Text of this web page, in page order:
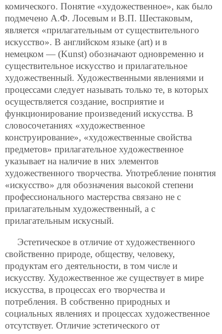
комического. Понятие «художественное», как было
подмечено А.Ф. Лосевым и В.П. Шестаковым,
является «прилагательным от существительного
искусство». В английском языке (art) и в
немецком — (Kunst) обозначают одновременно и
существительное искусство и прилагательное
художественный. Художественными явлениями и
процессами следует называть только те, в которых
осуществляется создание, восприятие и
функционирование произведений искусства. В
словосочетаниях «художественное
конструирование», «художественные свойства
предметов» прилагательное художественное
указывает на наличие в них элементов
художественного творчества. Употребление понятия
«искусство» для обозначения высокой степени
профессионального мастерства связано не с
прилагательным художественный, а с
прилагательным искусный.
Эстетическое в отличие от художественного
свойственно природе, обществу, человеку,
продуктам его деятельности, в том числе и
искусству. Художественное же существует в мире
искусства, в процессах его творчества и
потребления. В собственно природных и
социальных явлениях и процессах художественное
отсутствует. Отличие эстетического от